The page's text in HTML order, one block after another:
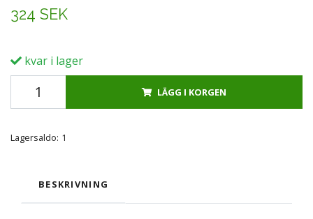
324 SEK
kvar i lager
LÄGG I KORGEN
Lagersaldo: 1
BESKRIVNING